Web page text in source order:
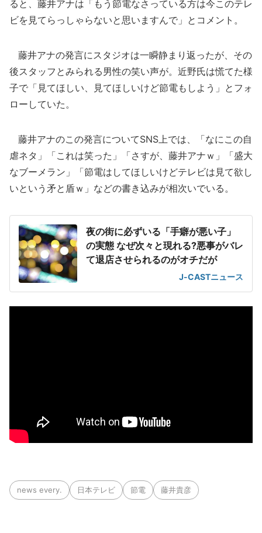
ると、藤井アナは「もう節電なさっている方は今このテレ
ビを見てらっしゃらないと思いますんで」とコメント。
藤井アナの発言にスタジオは一瞬静まり返ったが、その
後スタッフとみられる男性の笑い声が。近野氏は慌てた様
子で「見てほしい、見てほしいけど節電もしよう」とフォ
ローしていた。
藤井アナのこの発言についてSNS上では、「なにこの自
虐ネタ」「これは笑った」「さすが、藤井アナｗ」「盛大
なブーメラン」「節電はしてほしいけどテレビは見て欲し
いという矛と盾ｗ」などの書き込みが相次いでいる。
夜の街に必ずいる「手癖が悪い子」
の実態 なぜ次々と現れる?悪事がバレ
て退店させられるのがオチだが
J-CASTニュース
news every. 日本テレビ 節電 藤井貴彦